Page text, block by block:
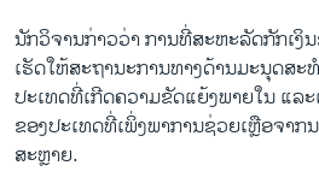
ນັກວິຈານກ່າວວ່າ ການທີ່ສະຫະລັດກັກເງິ
ເຮັດໃຫ້ສະຖານະການທາງດ້ານມະນຸດສະ
ປະເທດທີ່ເກີດຄວາມຂັດແຍ້ງພາຍໃນ ແລ
ຂອງປະເທດທີ່ເພິ່ງພາການຊ່ວຍເຫຼືອຈາກ
ສະຫຼາຍ.